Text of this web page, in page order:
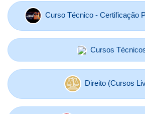
Curso Técnico - Certificação
Cursos
Direito (Cursos